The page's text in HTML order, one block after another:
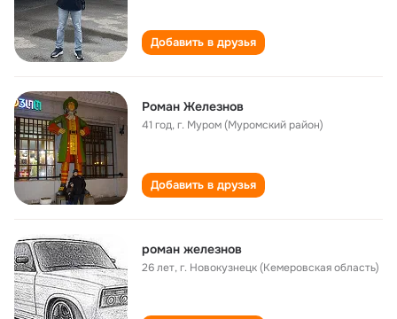
Добавить в друзья
Роман Железнов
41 год,г. Муром (Муромский район)
Добавить в друзья
роман железнов
26 лет,г. Новокузнецк (Кемеровская область)